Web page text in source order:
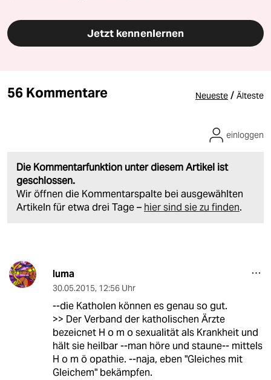
Jetzt kennenlernen
56 Kommentare Neueste / Älteste
Die Kommentarfunktion unter diesem Artikel ist
geschlossen.
Wir öffnen die Kommentarspalte bei ausgewählten
Artikeln für etwa drei Tage – hier sind sie zu finden.
einloggen
luma
30.05.2015, 12:56 Uhr
--die Katholen können es genau so gut.
>> Der Verband der katholischen Ärzte
bezeicnet H o m o sexualität als Krankheit und
hält sie heilbar --man höre und staune-- mittels
H o m ö opathie. --naja, eben "Gleiches mit
Gleichem" bekämpfen.